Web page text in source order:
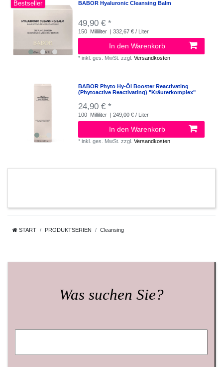
Bestseller BABOR Hyaluronic Cleansing Balm
49,90 € *
150 Milliliter | 332,67 € / Liter
In den Warenkorb
*inkl. ges. MwSt. zzgl.Versandkosten
BABOR Phyto Hy-Öl Booster Reactivating
(Phytoactive Reactivating) "Kräuterkomplex"
24,90 € *
100 Milliliter | 249,00 € / Liter
In den Warenkorb
*inkl. ges. MwSt. zzgl.Versandkosten
START PRODUKTSERIEN Cleansing
Was suchen Sie?